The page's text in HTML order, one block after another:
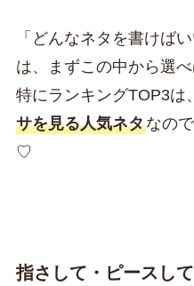
「どんなネタを書けば
は、まずこの中から選べ
特にランキングTOP3は、
サを見る人気ネタなの
♡
指さして・ピースし